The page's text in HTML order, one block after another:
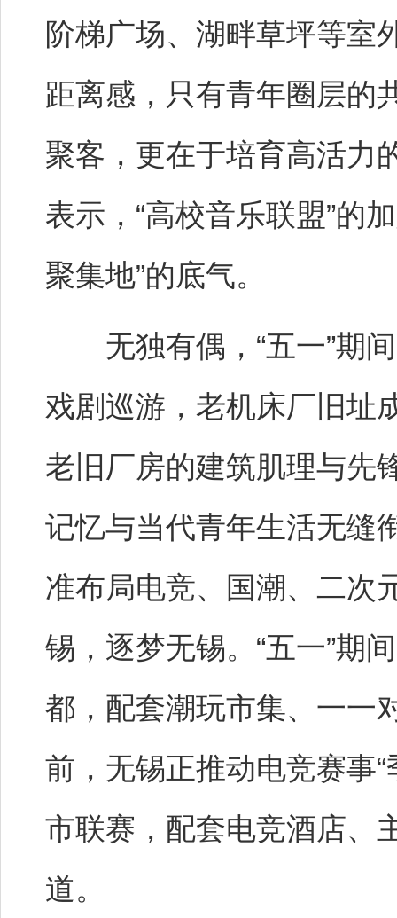
阶梯广场、湖畔草坪等室
距离感，只有青年圈层的
聚客，更在于培育高活力
表示，“高校音乐联盟”的
聚集地”的底气。
无独有偶，“五一”期间
戏剧巡游，老机床厂旧址
老旧厂房的建筑肌理与先
记忆与当代青年生活无缝
准布局电竞、国潮、二次
锡，逐梦无锡。“五一”期
都，配套潮玩市集、一一
前，无锡正推动电竞赛事
市联赛，配套电竞酒店、
道。